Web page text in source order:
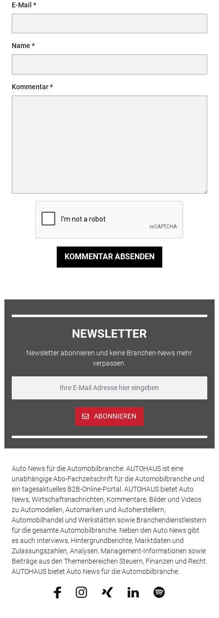
E-Mail
Name
Kommentar
KOMMENTAR ABSENDEN
NEWSLETTER
Newsletter abonnieren und keine Branchen-News mehr
verpassen.
ABONNIEREN
Auto News für die Automobilbranche: AUTOHAUS ist eine
unabhängige Abo-Fachzeitschrift für die Automobilbranche und
ein tagesaktuelles B2B-Online-Portal. AUTOHAUS bietet Auto
News, Wirtschaftsnachrichten, Kommentare, Bilder und Videos
zu Automodellen, Automarken und Autoherstellern,
Automobilhandel und Werkstätten sowie Branchendienstleistern
für die gesamte Automobilbranche. Neben den Auto News gibt
es auch Interviews, Hintergrundberichte, Marktdaten und
Zulassungszahlen, Analysen, Management-Informationen sowie
Beiträge aus den Themenbereichen Steuern, Finanzen und Recht.
AUTOHAUS bietet Auto News für die Automobilbranche.